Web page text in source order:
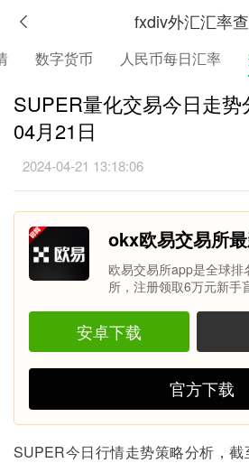
fxdiv外汇汇率
数字货币 人民币每日汇率
SUPER量化交易今日走势
04月21日
2024-04-21 13:18:06
okx欧易交易所
欧易交易所app是全球
所，注册领取6万元新手
安卓下载
官方下载
SUPER今日行情走势策略分析，